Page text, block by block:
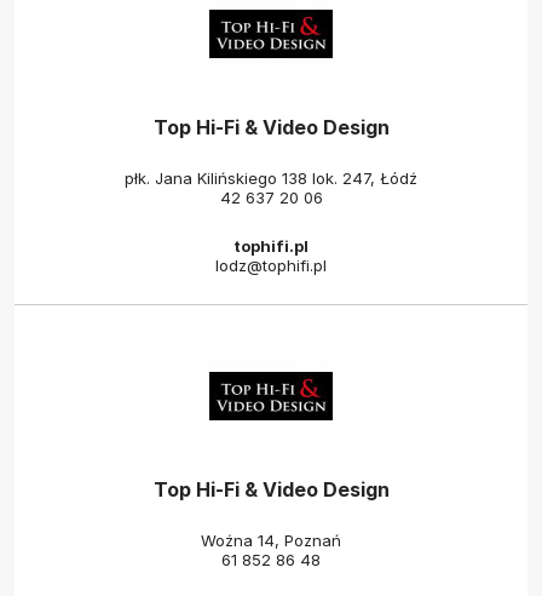
Top Hi-Fi & Video Design
płk. Jana Kilińskiego 138 lok. 247, Łódź
42 637 20 06
tophifi.pl
lodz@tophifi.pl
Top Hi-Fi & Video Design
Woźna 14, Poznań
61 852 86 48